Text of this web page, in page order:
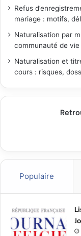
Refus
mariage : motifs,
Naturalisation par
communauté de
Naturalisation et
cours : risques,
Populaire